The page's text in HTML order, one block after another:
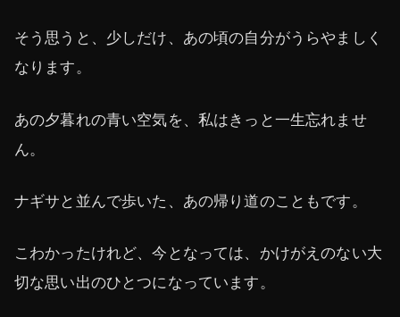
そう思うと、少しだけ、あの頃の自分がうらやましく
なります。
あの夕暮れの青い空気を、私はきっと一生忘れませ
ん。
ナギサと並んで歩いた、あの帰り道のこともです。
こわかったけれど、今となっては、かけがえのない大
切な思い出のひとつになっています。